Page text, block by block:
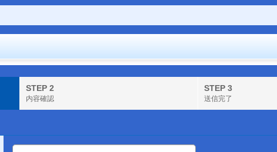
STEP 2
内容確認
STEP 3
送信完了